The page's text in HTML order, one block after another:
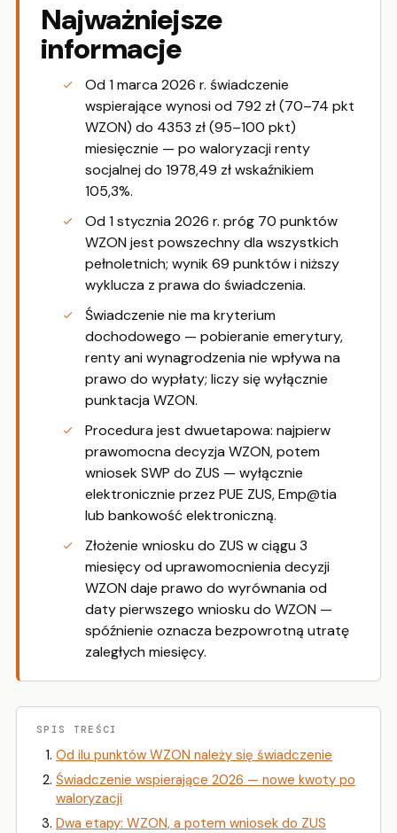
Najważniejsze
informacje
Od 1 marca 2026 r. świadczenie
wspierające wynosi od 792 zł (70–74 pkt
WZON) do 4353 zł (95–100 pkt)
miesięcznie — po waloryzacji renty
socjalnej do 1978,49 zł wskaźnikiem
105,3%.
Od 1 stycznia 2026 r. próg 70 punktów
WZON jest powszechny dla wszystkich
pełnoletnich; wynik 69 punktów i niższy
wyklucza z prawa do świadczenia.
Świadczenie nie ma kryterium
dochodowego — pobieranie emerytury,
renty ani wynagrodzenia nie wpływa na
prawo do wypłaty; liczy się wyłącznie
punktacja WZON.
Procedura jest dwuetapowa: najpierw
prawomocna decyzja WZON, potem
wniosek SWP do ZUS — wyłącznie
elektronicznie przez PUE ZUS, Emp@tia
lub bankowość elektroniczną.
Złożenie wniosku do ZUS w ciągu 3
miesięcy od uprawomocnienia decyzji
WZON daje prawo do wyrównania od
daty pierwszego wniosku do WZON —
spóźnienie oznacza bezpowrotną utratę
zaległych miesięcy.
SPIS TREŚCI
Od ilu punktów WZON należy się świadczenie
Świadczenie wspierające 2026 — nowe kwoty po
waloryzacji
Dwa etapy: WZON, a potem wniosek do ZUS